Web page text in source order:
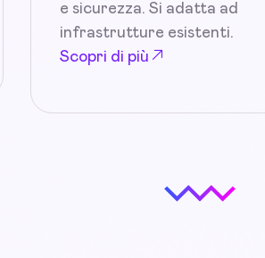
e sicurezza. Si adatta ad
infrastrutture esistenti.
Scopri di più